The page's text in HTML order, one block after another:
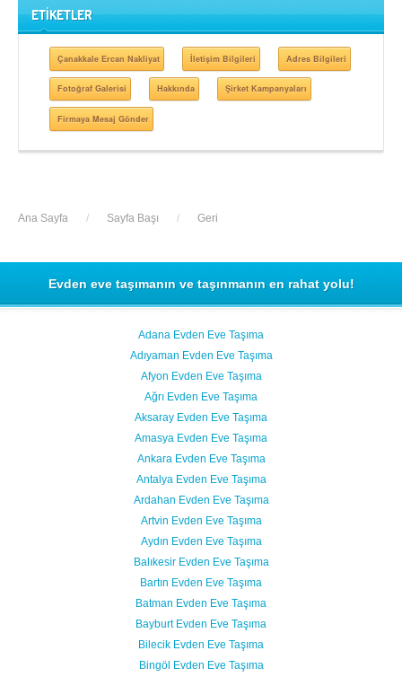
ETİKETLER
Çanakkale Ercan Nakliyat İletişim Bilgileri Adres Bilgileri
Fotoğraf Galerisi Hakkında Şirket Kampanyaları
Firmaya Mesaj Gönder
Ana Sayfa / Sayfa Başı / Geri
Evden eve taşımanın ve taşınmanın en rahat yolu!
Adana Evden Eve Taşıma
Adıyaman Evden Eve Taşıma
Afyon Evden Eve Taşıma
Ağrı Evden Eve Taşıma
Aksaray Evden Eve Taşıma
Amasya Evden Eve Taşıma
Ankara Evden Eve Taşıma
Antalya Evden Eve Taşıma
Ardahan Evden Eve Taşıma
Artvin Evden Eve Taşıma
Aydın Evden Eve Taşıma
Balıkesir Evden Eve Taşıma
Bartın Evden Eve Taşıma
Batman Evden Eve Taşıma
Bayburt Evden Eve Taşıma
Bilecik Evden Eve Taşıma
Bingöl Evden Eve Taşıma